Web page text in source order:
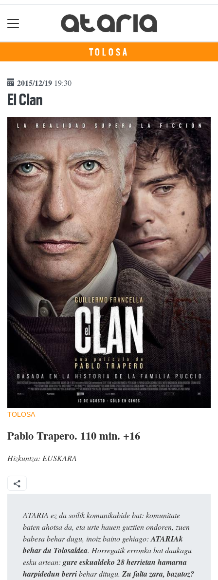
TOLOSA
2015/12/19 19:30
El Clan
TOLOSA
Pablo Trapero. 110 min. +16
Hizkuntza: EUSKARA
ATARIA ez da soilik komunikabide bat: komunitate
baten ahotsa da, eta urte hauen guztien ondoren, zuen
babesa behar dugu, inoiz baino gehiago: ATARIAk
behar du Tolosaldea. Horregatik erronka bat daukagu
esku artean: gure eskualdeko 28 herrietan hamarna
harpidedun berribehar ditugu. Zu falta zara, bazatoz?